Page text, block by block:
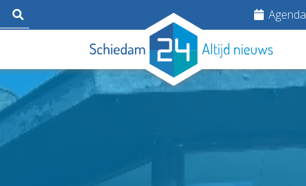
Agenda